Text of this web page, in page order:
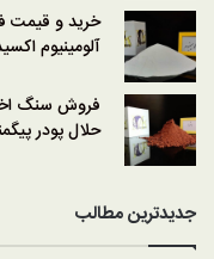
خرید و قیمت
آلومینیوم
فروش سنگ
حلال پودر
جدیدترین مطالب